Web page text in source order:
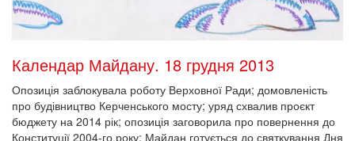
Календар Майдану. 18 грудня 2013
Опозиція заблокувала роботу Верховної Ради; домовленість
про будівництво Керченського мосту; уряд схвалив проєкт
бюджету на 2014 рік; опозиція заговорила про повернення до
Конституції 2004-го року; Майдан готується до святкування Дня